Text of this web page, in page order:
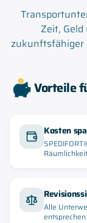
Zeit,
zukunftsfähiger
Vorteile
Kosten
Alle